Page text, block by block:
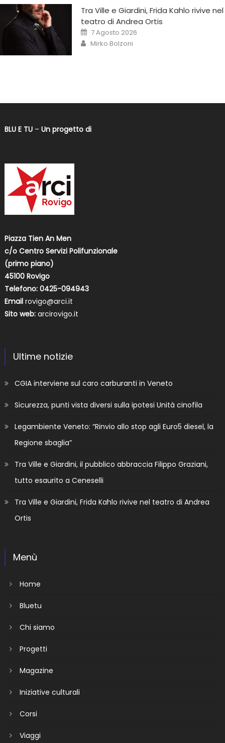
Tra Ville e Giardini, Frida Kahlo rivive nel
teatro di Andrea Ortis
7 Agosto 2026
Mirko Bolzoni
BLU E TU– Un progetto di
Piazza Tien An Men
c/o Centro Servizi Polifunzionale
(primo piano)
45100 Rovigo
Telefono: 0425-094943
Email rovigo@arci.it
Sito web: arcirovigo.it
Ultime notizie
CGIA interviene sul caro carburanti in Veneto
Sicurezza, punti vista diversi sulla ipotesi Unità cinofila
Legambiente Veneto: “Rinvio allo stop agli Euro5 diesel, la
Regione sbaglia”
Tra Ville e Giardini, il pubblico abbraccia Filippo Graziani,
tutto esaurito a Ceneselli
Tra Ville e Giardini, Frida Kahlo rivive nel teatro di Andrea
Ortis
Menù
Home
Bluetu
Chi siamo
Progetti
Magazine
Iniziative culturali
Corsi
Viaggi